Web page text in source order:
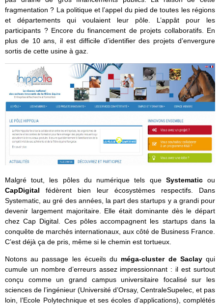
fragmentation ? La politique et l’appel du pied de toutes les régions
et départements qui voulaient leur pôle. L’appât pour les
participants ? Encore du financement de projets collaboratifs. En
plus de 10 ans, il est difficile d’identifier des projets d’envergure
sortis de cette usine à gaz.
Malgré tout, les pôles du numérique tels que Systematicou
CapDigital fédèrent bien leur écosystèmes respectifs. Dans
Systematic, au gré des années, la part des startups y a grandi pour
devenir largement majoritaire. Elle était dominante dès le départ
chez Cap Digital. Ces pôles accompagnent les startups dans la
conquête de marchés internationaux, aux côté de Business France.
C’est déjà ça de pris, même si le chemin est tortueux.
Notons au passage les écueils du méga-cluster de Saclayqui
cumule un nombre d’erreurs assez impressionnant : il est surtout
conçu comme un grand campus universitaire focalisé sur les
sciences de l’ingénieur (Université d’Orsay, CentraleSupelec, et pas
loin, l’Ecole Polytechnique et ses écoles d’applications), complétés